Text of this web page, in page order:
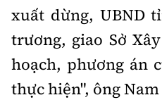
xuất dừng, UBND
trương, giao Sở
hoạch, phương án
thực hiện", ông